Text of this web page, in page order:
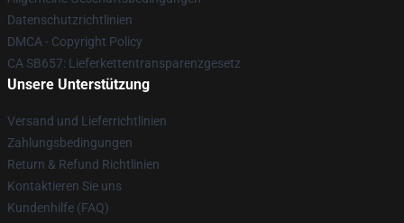
Datenschutzrichtlinien
DMCA - Copyright Policy
CA SB657: Lieferkettentransparenzgesetz
Unsere Unterstützung
Versand und Lieferrichtlinien
Zahlungsbedingungen
Return & Refund Richtlinien
Kontaktieren Sie uns
Kundenhilfe (FAQ)